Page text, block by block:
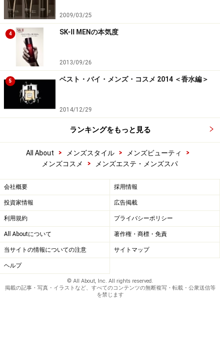
2009/03/25
4 SK-II MENの本気度
2013/09/26
5 ベスト・バイ・メンズ・コスメ 2014 ＜香水編＞
2014/12/29
ランキングをもっと見る
All About > メンズスタイル > メンズビューティ
>
メンズコスメ
> メンズエステ・メンズスパ
会社概要 採用情報
投資家情報 広告掲載
利用規約 プライバシーポリシー
All Aboutについて 著作権・商標・免責
当サイトの情報についての注意 サイトマップ
ヘルプ
© All About, Inc. All rights reserved.
掲載の記事・写真・イラストなど、すべてのコンテンツの無断複写・転載・公衆送信等
を禁じます